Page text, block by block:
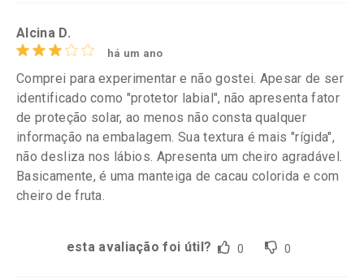
Alcina D.
há um ano
Comprei para experimentar e não gostei. Apesar de ser
identificado como "protetor labial", não apresenta fator
de proteção solar, ao menos não consta qualquer
informação na embalagem. Sua textura é mais "rígida",
não desliza nos lábios. Apresenta um cheiro agradável.
Basicamente, é uma manteiga de cacau colorida e com
cheiro de fruta.
esta avaliação foi útil? 0 0